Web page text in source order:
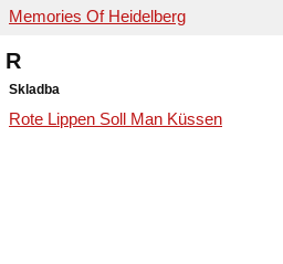
Memories Of Heidelberg
R
Skladba
Rote Lippen Soll Man Küssen